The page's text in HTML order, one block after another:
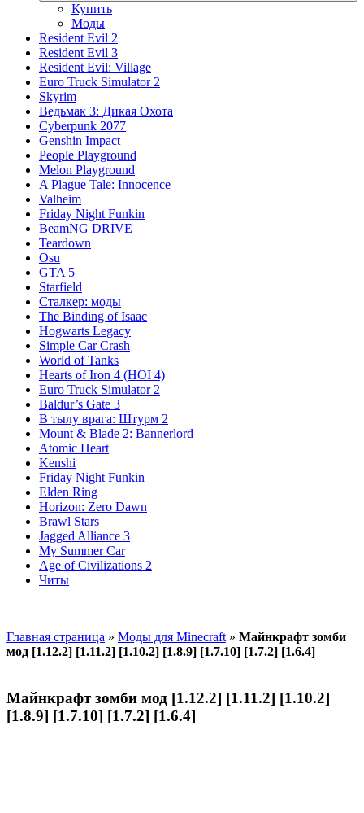
Купить
Моды
Resident Evil 2
Resident Evil 3
Resident Evil: Village
Euro Truck Simulator 2
Skyrim
Ведьмак 3: Дикая Охота
Cyberpunk 2077
Genshin Impact
People Playground
Melon Playground
A Plague Tale: Innocence
Valheim
Friday Night Funkin
BeamNG DRIVE
Teardown
Osu
GTA 5
Starfield
Сталкер: моды
The Binding of Isaac
Hogwarts Legacy
Simple Car Crash
World of Tanks
Hearts of Iron 4 (HOI 4)
Euro Truck Simulator 2
Baldur’s Gate 3
В тылу врага: Штурм 2
Mount & Blade 2: Bannerlord
Atomic Heart
Kenshi
Friday Night Funkin
Elden Ring
Horizon: Zero Dawn
Brawl Stars
Jagged Alliance 3
My Summer Car
Age of Civilizations 2
Читы
Главная страница » Моды для Minecraft » Майнкрафт зомби
мод [1.12.2] [1.11.2] [1.10.2] [1.8.9] [1.7.10] [1.7.2] [1.6.4]
Майнкрафт зомби мод [1.12.2] [1.11.2] [1.10.2]
[1.8.9] [1.7.10] [1.7.2] [1.6.4]